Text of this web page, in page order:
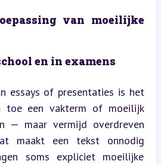
van moeilijke
en in examens
essays of presentaties is het
toe een vakterm of moeilijk
— maar vermijd overdreven
maakt een tekst onnodig
soms expliciet moeilijke